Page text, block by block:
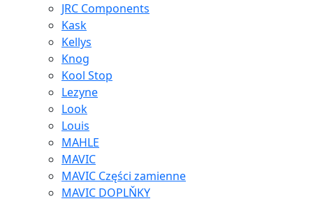
JRC Components
Kask
Kellys
Knog
Kool Stop
Lezyne
Look
Louis
MAHLE
MAVIC
MAVIC Części zamienne
MAVIC DOPLŇKY